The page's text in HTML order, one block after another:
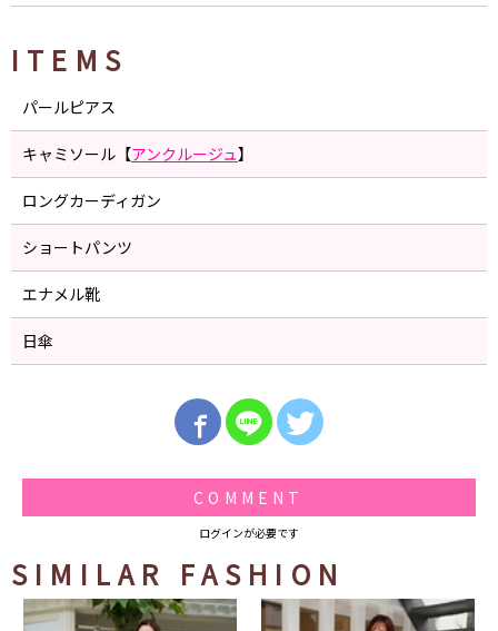
ITEMS
パールピアス
キャミソール【アンクルージュ】
ロングカーディガン
ショートパンツ
エナメル靴
日傘
COMMENT
ログインが必要です
SIMILAR FASHION